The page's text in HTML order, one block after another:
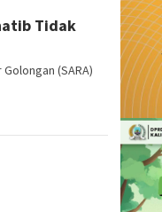
Tidak
(SARA)